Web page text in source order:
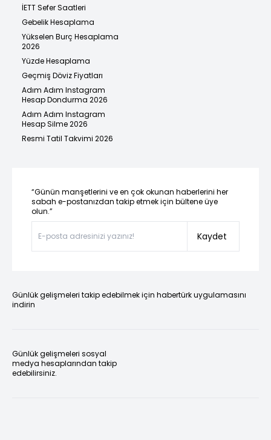
İETT Sefer Saatleri
Gebelik Hesaplama
Yükselen Burç Hesaplama
2026
Yüzde Hesaplama
Geçmiş Döviz Fiyatları
Adım Adım Instagram
Hesap Dondurma 2026
Adım Adım Instagram
Hesap Silme 2026
Resmi Tatil Takvimi 2026
“Günün manşetlerini ve en çok okunan haberlerini her
sabah e-postanızdan takip etmek için bültene üye
olun.”
Kaydet
Günlük gelişmeleri takip edebilmek için habertürk uygulamasını
indirin
Günlük gelişmeleri sosyal
medya hesaplarından takip
edebilirsiniz.